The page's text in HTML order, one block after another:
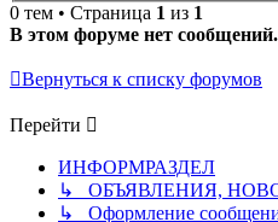
0 тем • Страница 1 из 1
В этом форуме нет сообщений.
Вернуться к списку форумов
Перейти
ИНФОРМРАЗДЕЛ
↳ ОБЪЯВЛЕНИЯ,
↳ Оформление